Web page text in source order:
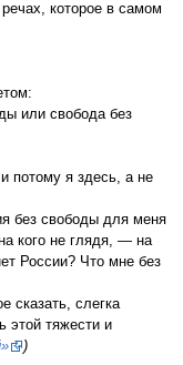
которое в самом
или свобода без
потому я здесь, а не
без свободы для меня
кого не глядя, — на
России? Что мне без
сказать, слегка
этой тяжести и
)